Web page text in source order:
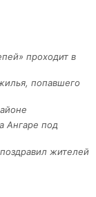
проходит в
попавшего
Ангаре под
жителей